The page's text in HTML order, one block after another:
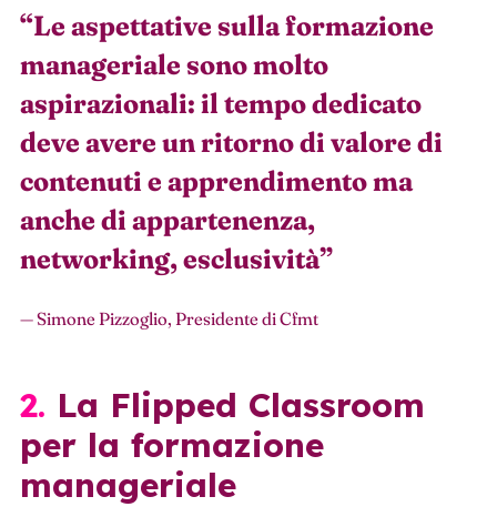
“Le aspettative sulla formazione
manageriale sono molto
aspirazionali: il tempo dedicato
deve avere un ritorno di valore di
contenuti e apprendimento ma
anche di appartenenza,
networking, esclusività”
— Simone Pizzoglio, Presidente di Cfmt
2. La Flipped Classroom
per la formazione
manageriale